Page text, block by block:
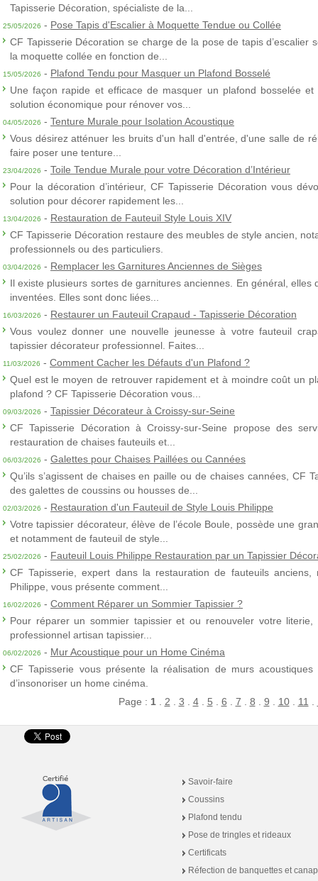
Tapisserie Décoration, spécialiste de la...
25/05/2026 - Pose Tapis d'Escalier à Moquette Tendue ou Collée
CF Tapisserie Décoration se charge de la pose de tapis
la moquette collée en fonction de...
15/05/2026 - Plafond Tendu pour Masquer un Plafond Bosselé
Une façon rapide et efficace de masquer un plafond bosselée
solution économique pour rénover vos...
04/05/2026 - Tenture Murale pour Isolation Acoustique
Vous désirez atténuer les bruits d'un hall d'entrée, d'une salle de
faire poser une tenture...
23/04/2026 - Toile Tendue Murale pour votre Décoration d’Intérieur
Pour la décoration d’intérieur, CF Tapisserie Décoration vous
solution pour décorer rapidement les...
13/04/2026 - Restauration de Fauteuil Style Louis XIV
CF Tapisserie Décoration restaure des meubles de style ancien,
professionnels ou des particuliers.
03/04/2026 - Remplacer les Garnitures Anciennes de Sièges
Il existe plusieurs sortes de garnitures anciennes. En général, elles
inventées. Elles sont donc liées...
16/03/2026 - Restaurer un Fauteuil Crapaud - Tapisserie Décoration
Vous voulez donner une nouvelle jeunesse à votre fauteuil
tapissier décorateur professionnel. Faites...
11/03/2026 - Comment Cacher les Défauts d'un Plafond ?
Quel est le moyen de retrouver rapidement et à moindre coût un
plafond ? CF Tapisserie Décoration vous...
09/03/2026 - Tapissier Décorateur à Croissy-sur-Seine
CF Tapisserie Décoration à Croissy-sur-Seine propose des
restauration de chaises fauteuils et...
06/03/2026 - Galettes pour Chaises Paillées ou Cannées
Qu’ils s’agissent de chaises en paille ou de chaises cannées, CF
des galettes de coussins ou housses de...
02/03/2026 - Restauration d'un Fauteuil de Style Louis Philippe
Votre tapissier décorateur, élève de l’école Boule, possède une
et notamment de fauteuil de style...
25/02/2026 - Fauteuil Louis Philippe Restauration par un Tapissier
CF Tapisserie, expert dans la restauration de fauteuils
Philippe, vous présente comment...
16/02/2026 - Comment Réparer un Sommier Tapissier ?
Pour réparer un sommier tapissier et ou renouveler votre
professionnel artisan tapissier...
06/02/2026 - Mur Acoustique pour un Home Cinéma
CF Tapisserie vous présente la réalisation de murs
d’insonoriser un home cinéma.
Page : 1. 2 3 4. 5 6 7 8 9 10. 11
Savoir-faire
Coussins
Plafond tendu
Pose de tringles et rideaux
Certificats
Réfection de banquettes et